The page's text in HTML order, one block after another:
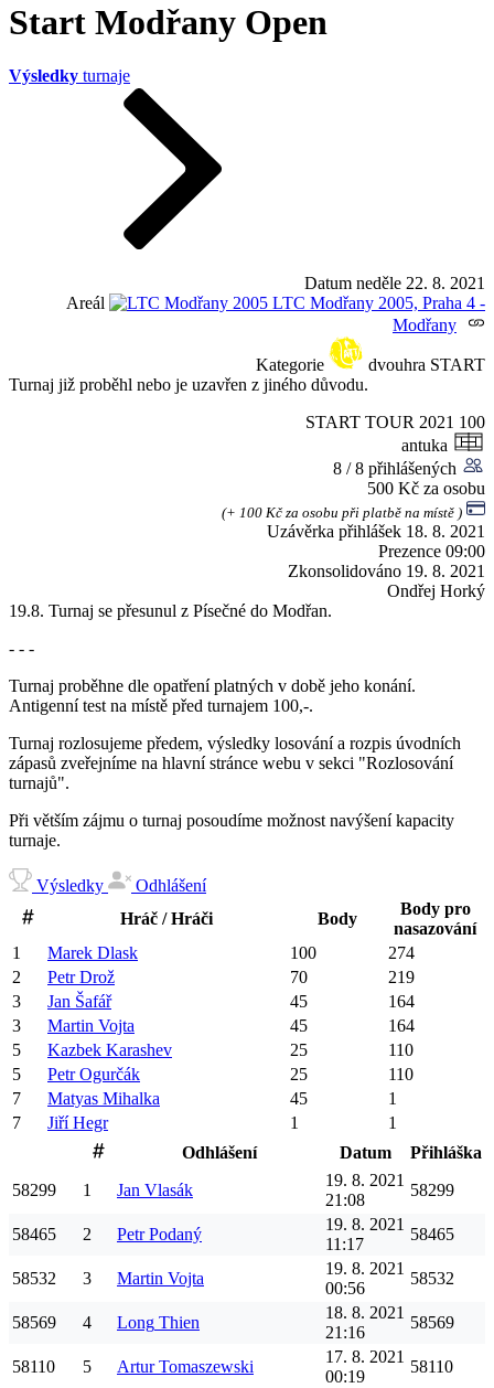
Start Modřany Open
Výsledky turnaje
Datum neděle 22. 8. 2021
Areál
LTC Modřany 2005, Praha 4 -
Modřany
Kategorie
dvouhra START
Turnaj již proběhl nebo je uzavřen z jiného důvodu.
START TOUR 2021 100
antuka
8 / 8 přihlášených
500 Kč za osobu
(+ 100 Kč za osobu při platbě na místě )
Uzávěrka přihlášek 18. 8. 2021
Prezence 09:00
Zkonsolidováno 19. 8. 2021
Ondřej Horký
19.8. Turnaj se přesunul z Písečné do Modřan.
- - -
Turnaj proběhne dle opatření platných v době jeho konání.
Antigenní test na místě před turnajem 100,-.
Turnaj rozlosujeme předem, výsledky losování a rozpis úvodních
zápasů zveřejníme na hlavní stránce webu v sekci "Rozlosování
turnajů".
Při větším zájmu o turnaj posoudíme možnost navýšení kapacity
turnaje.
Výsledky
Odhlášení
Hráč / Hráči
Body
Body pro
nasazování
1
Marek Dlask 100
274
2
Petr Drož 70
219
3
Jan Šafář 45
164
3
Martin Vojta 45
164
5
Kazbek Karashev 25
110
5
Petr Ogurčák 25
110
7
Matyas Mihalka 45
1
7
Jiří Hegr 1
1
Odhlášení
Datum
Přihláška
58299
1 Jan Vlasák
19. 8. 2021
21:08
58299
58465 2 Petr Podaný
19. 8. 2021
11:17
58465
58532 3 Martin Vojta
19. 8. 2021
00:56
58532
58569 4 Long Thien
18. 8. 2021
21:16
58569
58110 5 Artur Tomaszewski
17. 8. 2021
00:19
58110